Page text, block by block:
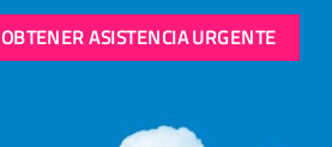
OBTENER ASISTENCIA URGENTE